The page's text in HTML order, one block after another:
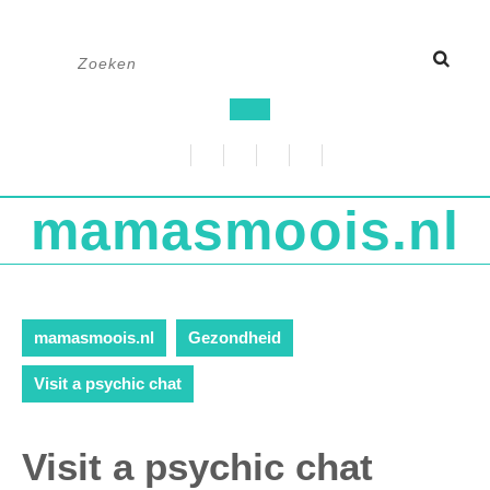
knop
mamasmoois.nl
mamasmoois.nl Gezondheid
Visit a psychic chat
Visit a psychic chat